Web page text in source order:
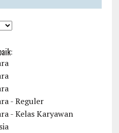
- Reguler
- Kelas Karyawan